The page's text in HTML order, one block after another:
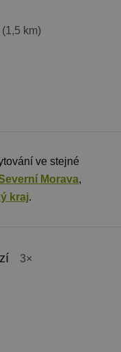
km)
ve stejné
Morava,
kraj.
3×